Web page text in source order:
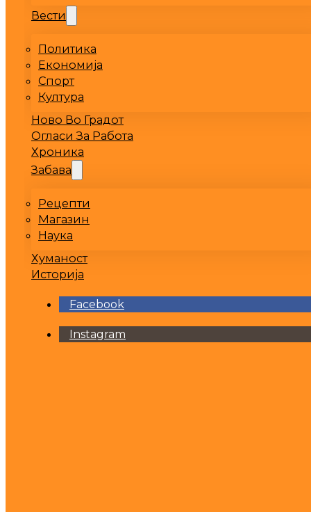
Вести
Политика
Економија
Спорт
Култура
Ново Во Градот
Огласи За Работа
Хроника
Забава
Рецепти
Магазин
Наука
Хуманост
Историја
Facebook
Instagram